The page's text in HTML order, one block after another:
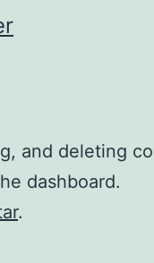
and deleting
dashboard.
.